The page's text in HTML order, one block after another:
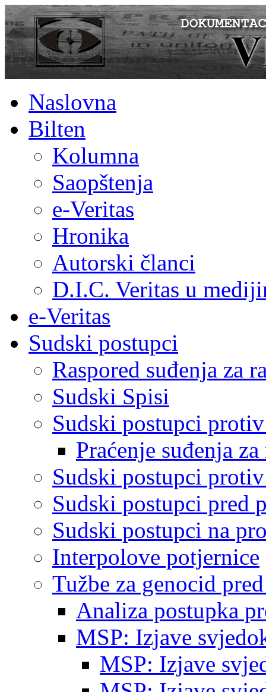
Naslovna
Bilten
Kolumna
Saopštenja
e-Veritas
Hronika
Autorski članci
D.I.C. Veritas u
e-Veritas
Sudski postupci
Raspored suđenja za
Sudski Spisi
Sudski postupci
Praćenje suđenja
Sudski postupci
Sudski postupci pred
Sudski postupci na
Interpolove potjernice
Tužbe za genocid
Analiza postupka
MSP: Izjave
MSP: Izjave